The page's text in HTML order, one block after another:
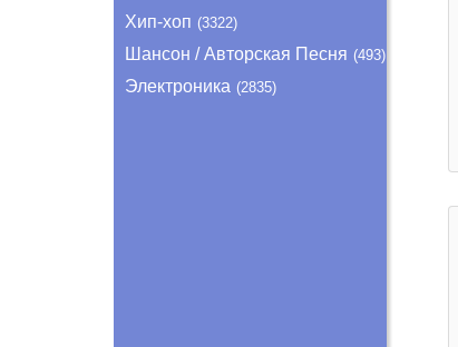
Хип-хоп (3322)
Шансон / Авторская Песня (493)
Электроника (2835)